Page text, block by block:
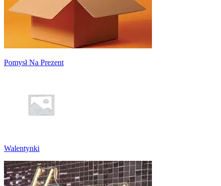
Pomysł Na Prezent
Walentynki